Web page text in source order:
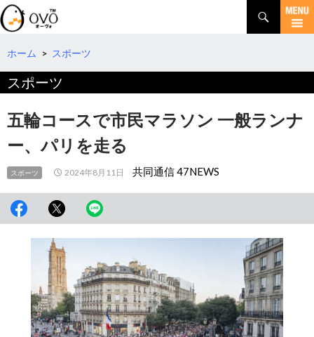
検
索
コ
テ
へ
移
動
ホーム > スポーツ
スポーツ
五輪コースで市民マラソン 一般ランナ
ー、パリを走る
スポーツ 2024年8月11日 共同通信 47NEWS